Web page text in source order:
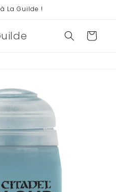
La Guilde !
Panier